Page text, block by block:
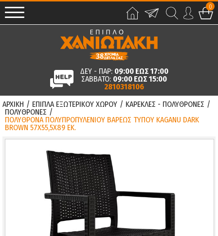
0
ΔΕΥ - ΠΑΡ: 09:00 ΕΩΣ 17:00
ΣΑΒΒΑΤΟ: 09:00 ΕΩΣ 15:00
2810318106
ΑΡΧΙΚΗ / ΕΠΙΠΛΑ ΕΞΩΤΕΡΙΚΟΥ ΧΩΡΟΥ / ΚΑΡΕΚΛΕΣ - ΠΟΛΥΘΡΟΝΕΣ /
ΠΟΛΥΘΡΟΝΕΣ /
ΠΟΛΥΘΡΟΝΑ ΠΟΛΥΠΡΟΠΥΛΕΝΙΟΥ ΒΑΡΕΩΣ ΤΥΠΟΥ KAGANU DARK
BROWN 57X55,5X89 ΕΚ.